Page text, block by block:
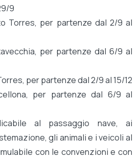
9
Torres, per partenze dal 2/9 al
per partenze dal 6/9 al
per partenze dal 2/9 al 15/12
per partenze dal 6/9 al
al passaggio nave, ai
gli animali e i veicoli al
con le convenzioni e con